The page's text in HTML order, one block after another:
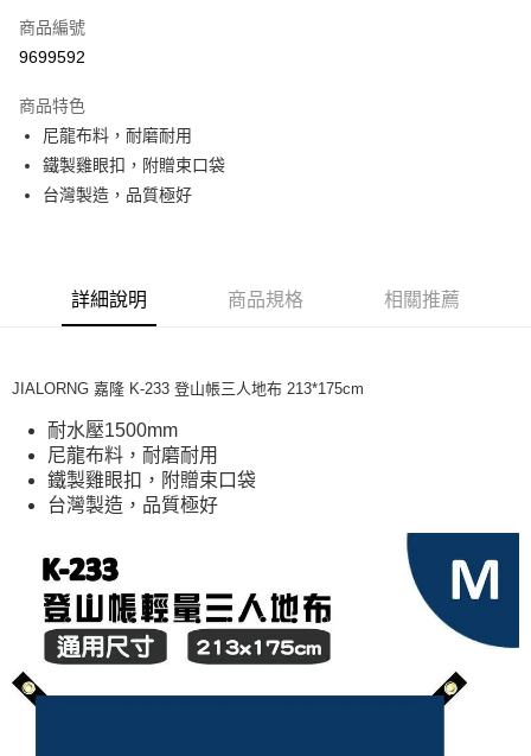
合作金庫商業銀行
上海商業儲蓄銀行
臺灣中小企業銀行
匯豐（台灣）商業銀行
聯邦商業銀行
元大商業銀行
超商取貨付款
LINE Pay
Apple Pay
ATM付款
付款後全家取貨
每筆NT$60，滿NT$490(含以上)免運費
付款後7-11取貨
每筆NT$60，滿NT$490(含以上)免運費
宅配
每筆NT$80，滿NT$490(含以上)免運費
離島宅配
每筆NT$80，滿NT$490(含以上)免運費
付款後門市自取
商品編號
9699592
商品特色
尼龍布料，耐磨耐用
鐵製雞眼扣，附贈束口袋
台灣製造，品質極好
詳細說明 商品規格 相關推薦
JIALORNG 嘉隆 K-233 登山帳三人地布 213*175cm
耐水壓1500mm
尼龍布料，耐磨耐用
鐵製雞眼扣，附贈束口袋
台灣製造，品質極好